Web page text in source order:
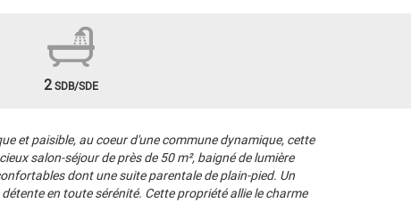
2 SDB/SDE
et paisible, au coeur d'une commune dynamique, cette
salon-séjour de près de 50 m², baigné de lumière
dont une suite parentale de plain-pied. Un
en toute sérénité. Cette propriété allie le charme